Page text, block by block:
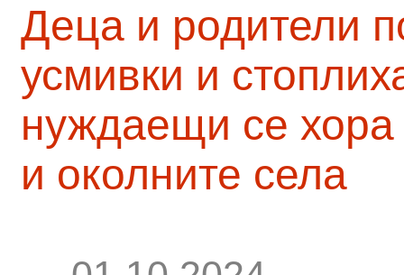
Деца и родители
усмивки и
нуждаещи се
и околните села